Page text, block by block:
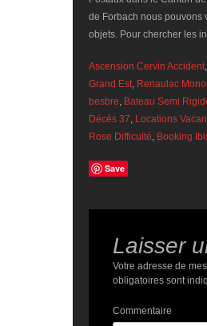
de Forbach nous pouvons
objets. Pour chercher les
Ascension Cervin Accident
Grand Est, Renaulac
besbre, Bateau Semi
Décès 37, Locations
Rose Difficulté, Booking
Save
Laisser
Votre adresse de
obligatoires sont
Commentaire